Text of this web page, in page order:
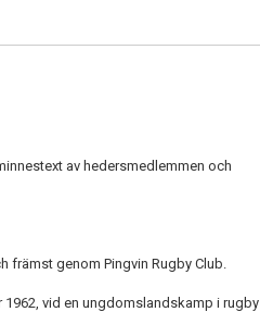
av hedersmedlemmen och
främst genom Pingvin Rugby Club.
vid en ungdomslandskamp i rugby